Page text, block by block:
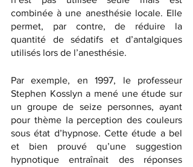
combinée à une anesthésie locale. Elle
permet, par contre, de réduire la
quantité de sédatifs et d’antalgiques
utilisés lors de l’anesthésie.
Par exemple, en 1997, le professeur
Stephen Kosslyn a mené une étude sur
un groupe de seize personnes, ayant
pour thème la perception des couleurs
sous état d’hypnose. Cette étude a bel
et bien prouvé qu’une suggestion
hypnotique entraînait des réponses